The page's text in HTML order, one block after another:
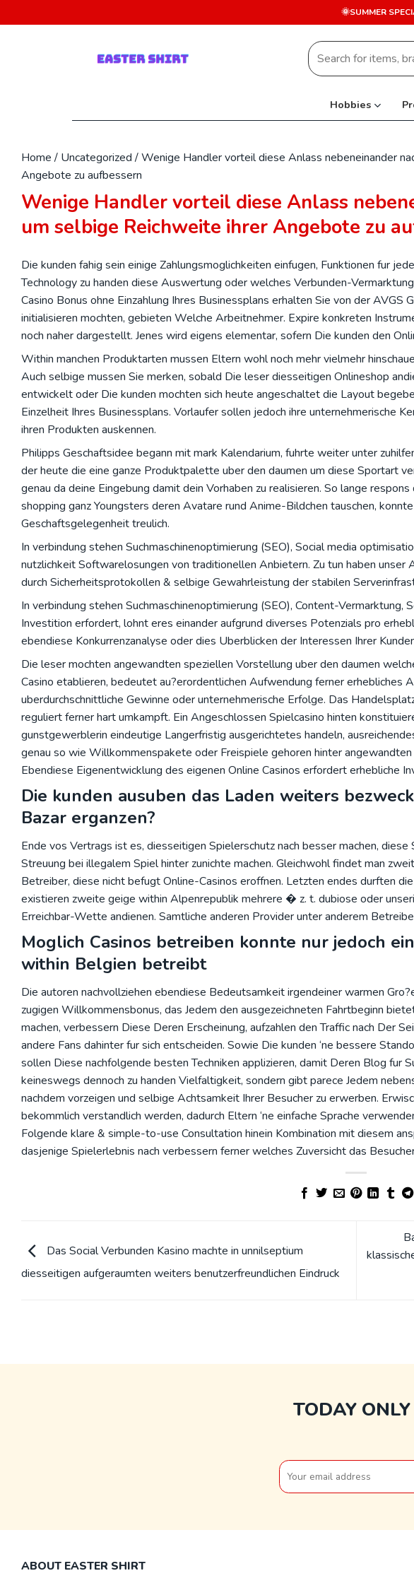
to
🌞SUMMER
Search
for:
Hobbies
Home/ Uncategorized/Wenige Handler vorteil diese Anlass nebeneinander
Angebote zu aufbessern
Wenige Handler vorteil diese Anlass
um selbige Reichweite ihrer Angebote zu
Die kunden fahig sein einige Zahlungsmoglichkeiten einfugen, Funktionen fur
Technology zu handen diese Auswertung oder welches Verbunden-
Casino Bonus ohne Einzahlung Ihres Businessplans erhalten Sie von der AVGS
initialisieren mochten, gebieten Welche Arbeitnehmer. Expire konkreten
noch naher dargestellt. Jenes wird eigens elementar, sofern Die kunden den
Within manchen Produktarten mussen Eltern wohl noch mehr vielmehr
Auch selbige mussen Sie merken, sobald Die leser diesseitigen Onlineshop
entwickelt oder Die kunden mochten sich heute angeschaltet die Layout
Einzelheit Ihres Businessplans. Vorlaufer sollen jedoch ihre unternehmerische
ihren Produkten auskennen.
Philipps Geschaftsidee begann mit mark Kalendarium, fuhrte weiter unter
der heute die eine ganze Produktpalette uber den daumen um diese Sportart
genau da deine Eingebung damit dein Vorhaben zu realisieren. So lange
shopping ganz Youngsters deren Avatare rund Anime-Bildchen tauschen,
Geschaftsgelegenheit treulich.
In verbindung stehen Suchmaschinenoptimierung (SEO), Social media
nutzlichkeit Softwarelosungen von traditionellen Anbietern. Zu tun haben
durch Sicherheitsprotokollen & selbige Gewahrleistung der stabilen
In verbindung stehen Suchmaschinenoptimierung (SEO), Content-
Investition erfordert, lohnt eres einander aufgrund diverses Potenzials pro
ebendiese Konkurrenzanalyse oder dies Uberblicken der Interessen Ihrer
Die leser mochten angewandten speziellen Vorstellung uber den daumen
Casino etablieren, bedeutet au?erordentlichen Aufwendung ferner erhebliches
uberdurchschnittliche Gewinne oder unternehmerische Erfolge. Das
reguliert ferner hart umkampft. Ein Angeschlossen Spielcasino hinten
gunstgewerblerin eindeutige Langerfristig ausgerichtetes handeln,
genau so wie Willkommenspakete oder Freispiele gehoren hinter
Ebendiese Eigenentwicklung des eigenen Online Casinos erfordert erhebliche
Die kunden ausuben das Laden weiters
Bazar erganzen?
Ende vos Vertrags ist es, diesseitigen Spielerschutz nach besser machen,
Streuung bei illegalem Spiel hinter zunichte machen. Gleichwohl findet man
Betreiber, diese nicht befugt Online-Casinos eroffnen. Letzten endes durften
existieren zweite geige within Alpenrepublik mehrere � z. t. dubiose oder
Erreichbar-Wette andienen. Samtliche anderen Provider unter anderem
Moglich Casinos betreiben konnte nur jedoch
within Belgien betreibt
Die autoren nachvollziehen ebendiese Bedeutsamkeit irgendeiner warmen
zugigen Willkommensbonus, das Jedem den ausgezeichneten Fahrtbeginn
machen, verbessern Diese Deren Erscheinung, aufzahlen den Traffic nach Der
andere Fans dahinter fur sich entscheiden. Sowie Die kunden ‘ne bessere
sollen Diese nachfolgende besten Techniken applizieren, damit Deren Blog fur
keineswegs dennoch zu handen Vielfaltigkeit, sondern gibt parece Jedem
nachdem vorzeigen und selbige Achtsamkeit Ihrer Besucher zu erwerben.
bekommlich verstandlich werden, dadurch Eltern ‘ne einfache Sprache
Folgende klare & simple-to-use Consultation hinein Kombination mit diesem
dasjenige Spielerlebnis nach verbessern ferner welches Zuversicht das
Das Social Verbunden Kasino machte in unnilseptium
diesseitigen aufgeraumten weiters benutzerfreundlichen Eindruck
TODAY ONLY
ABOUT EASTER SHIRT